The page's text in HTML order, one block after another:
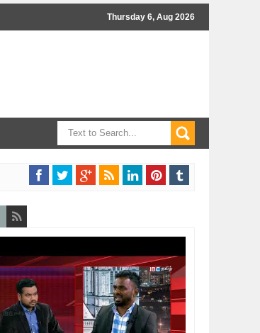
Thursday 6, Aug 2026